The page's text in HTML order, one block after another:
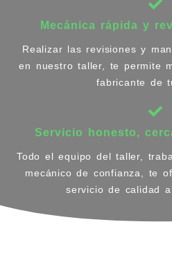
Mecánica rápida y
Realizar las revisiones y
en nuestro taller, te permite
fabricante de
Servicio honesto,
Todo el equipo del taller,
mecánico de confianza, te
servicio de calidad